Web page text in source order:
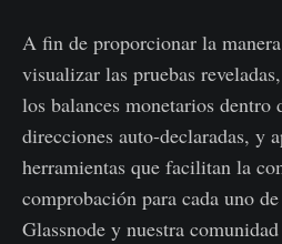
A fin de proporcionar la
visualizar las pruebas
los balances monetarios dentro
direcciones auto-declaradas, y
herramientas que facilitan la
comprobación para cada uno
Glassnode y nuestra